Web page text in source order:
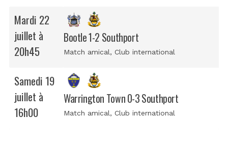
Mardi 22
juillet à
20h45
Bootle 1-2 Southport
Match amical, Club international
Samedi 19
juillet à
16h00
Warrington Town 0-3 Southport
Match amical, Club international